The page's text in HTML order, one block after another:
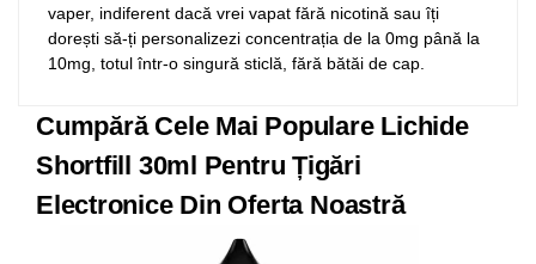
vaper, indiferent dacă vrei vapat fără nicotină sau îți
dorești să-ți personalizezi concentrația de la 0mg până la
10mg, totul într-o singură sticlă, fără bătăi de cap.
Cumpără Cele Mai Populare Lichide
Shortfill 30ml Pentru Țigări
Electronice Din Oferta Noastră